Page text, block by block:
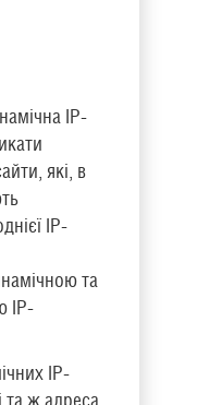
IP-
які, в
IP-
та
IP-
IP-
та ж адреса